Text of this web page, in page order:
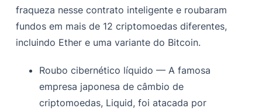
fraqueza nesse contrato inteligente e roubaram
fundos em mais de 12 criptomoedas diferentes,
incluindo Ether e uma variante do Bitcoin.
Roubo cibernético líquido — A famosa
empresa japonesa de câmbio de
criptomoedas, Liquid, foi atacada por